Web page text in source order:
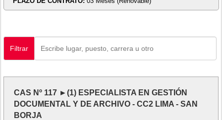
Filtrar
CAS Nº 117 ►(1) ESPECIALISTA EN GESTIÓN
DOCUMENTAL Y DE ARCHIVO - CC2 LIMA - SAN
BORJA